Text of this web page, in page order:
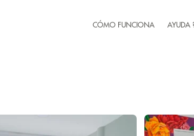
CÓMO FUNCIONA AYUDA